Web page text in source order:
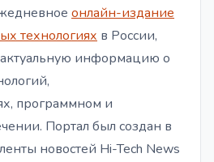
онлайн-издание
технологиях в России,
информацию о
программном и
Портал был создан в
новостей Hi-Tech News